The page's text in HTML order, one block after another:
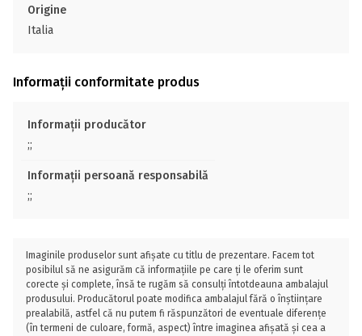
Origine
Italia
Informații conformitate produs
Informații producător
;;
Informații persoană responsabilă
;;
Imaginile produselor sunt afișate cu titlu de prezentare. Facem tot
posibilul să ne asigurăm că informațiile pe care ți le oferim sunt
corecte și complete, însă te rugăm să consulți întotdeauna ambalajul
produsului. Producătorul poate modifica ambalajul fără o înștiințare
prealabilă, astfel că nu putem fi răspunzători de eventuale diferențe
(în termeni de culoare, formă, aspect) între imaginea afișată și cea a